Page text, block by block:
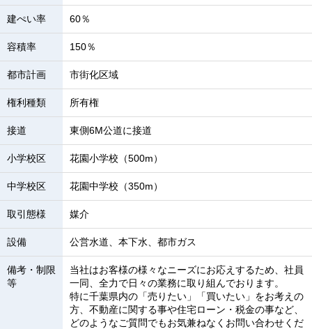
建ぺい率 60％
容積率 150％
都市計画 市街化区域
権利種類 所有権
接道 東側6M公道に接道
小学校区 花園小学校（500m）
中学校区 花園中学校（350m）
取引態様 媒介
設備 公営水道、本下水、都市ガス
備考・制限
等
当社はお客様の様々なニーズにお応えするため、社員
一同、全力で日々の業務に取り組んでおります。
特に千葉県内の「売りたい」「買いたい」をお考えの
方、不動産に関する事や住宅ローン・税金の事など、
どのようなご質問でもお気兼ねなくお問い合わせくだ